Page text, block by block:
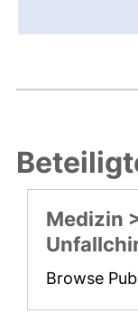
Medizin
Browse